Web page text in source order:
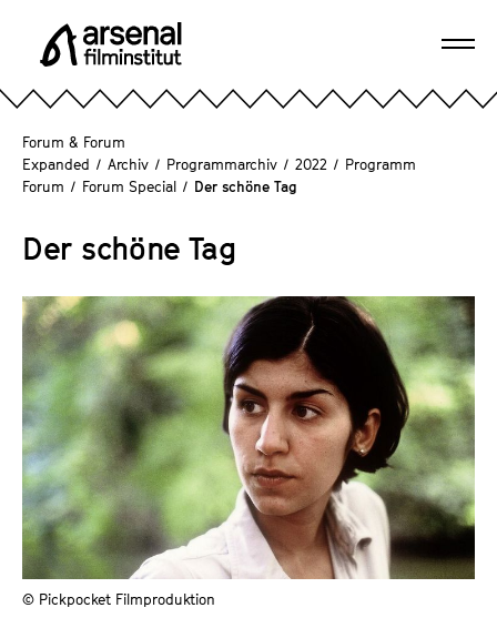
e r
s
e
n
i
l
m
i
n
s
t
i
t
u
t
e
Forum & Forum
Expanded / Archiv / Programmarchiv / 2022 / Programm
Forum / Forum Special / Der schöne Tag
Der schöne Tag
© Pickpocket Filmproduktion